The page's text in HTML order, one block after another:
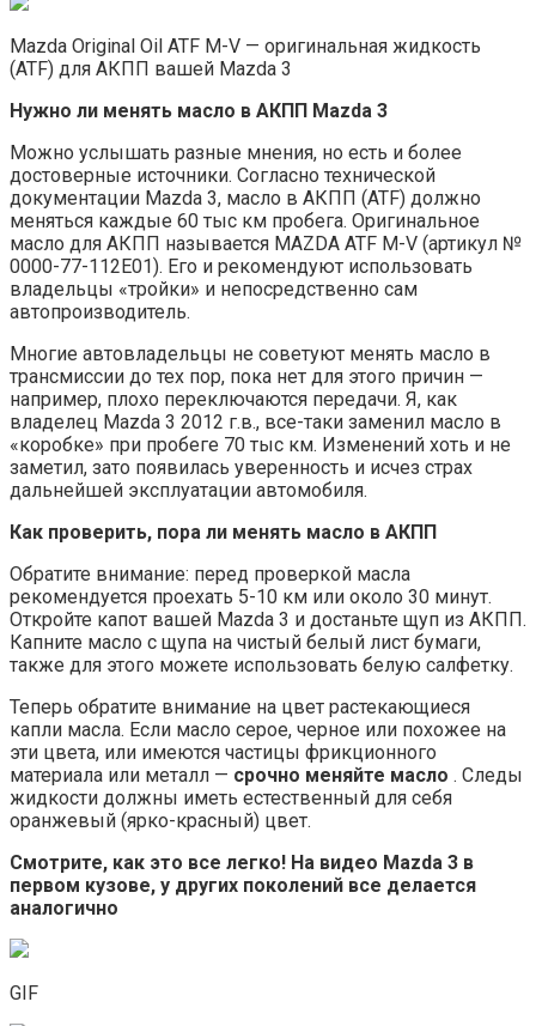
Mazda Original Oil ATF M-V — оригинальная жидкость
(ATF) для АКПП вашей Mazda 3
Нужно ли менять масло в АКПП Mazda 3
Можно услышать разные мнения, но есть и более
достоверные источники. Согласно технической
документации Mazda 3, масло в АКПП (ATF) должно
меняться каждые 60 тыс км пробега. Оригинальное
масло для АКПП называется MAZDA ATF M-V (артикул №
0000-77-112E01). Его и рекомендуют использовать
владельцы «тройки» и непосредственно сам
автопроизводитель.
Многие автовладельцы не советуют менять масло в
трансмиссии до тех пор, пока нет для этого причин —
например, плохо переключаются передачи. Я, как
владелец Mazda 3 2012 г.в., все-таки заменил масло в
«коробке» при пробеге 70 тыс км. Изменений хоть и не
заметил, зато появилась уверенность и исчез страх
дальнейшей эксплуатации автомобиля.
Как проверить, пора ли менять масло в АКПП
Обратите внимание: перед проверкой масла
рекомендуется проехать 5-10 км или около 30 минут.
Откройте капот вашей Mazda 3 и достаньте щуп из АКПП.
Капните масло с щупа на чистый белый лист бумаги,
также для этого можете использовать белую салфетку.
Теперь обратите внимание на цвет растекающиеся
капли масла. Если масло серое, черное или похожее на
эти цвета, или имеются частицы фрикционного
материала или металл — срочно меняйте масло . Следы
жидкости должны иметь естественный для себя
оранжевый (ярко-красный) цвет.
Смотрите, как это все легко! На видео Mazda 3 в
первом кузове, у других поколений все делается
аналогично
GIF